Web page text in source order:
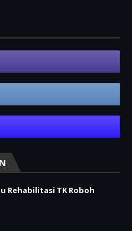
Rehabilitasi TK Roboh